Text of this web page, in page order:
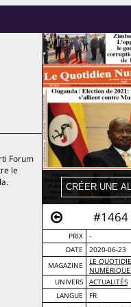
#1464
PRIX
-
DATE
2020-06-23
MAGAZINE
LE
UNIVERS
ACTUALITÉS
LANGUE
FR
Forum
le